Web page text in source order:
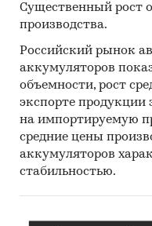
Существенный рост
производства.
Российский рынок
аккумуляторов
объемности, рост
экспорте
на импортируемую
средние цены
аккумуляторов
стабильностью.